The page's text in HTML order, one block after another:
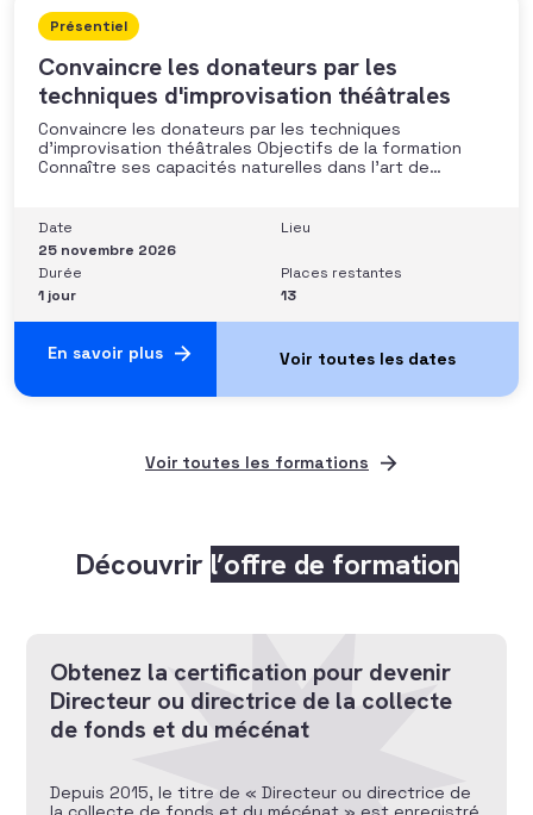
Présentiel
Convaincre les donateurs par les
techniques d'improvisation théâtrales
Convaincre les donateurs par les techniques
d’improvisation théâtrales Objectifs de la formation
Connaître ses capacités naturelles dans l’art de
conviction et sur quoi elle se fonde (mots, attitude, …),
quelle est sa situation de
Date
25 novembre 2026
Lieu
Durée
1 jour
Places restantes
13
En savoir plus
Voir toutes les formations
Découvrir l’offre de formation
Obtenez la certification pour devenir
Directeur ou directrice de la collecte
de fonds et du mécénat
Depuis 2015, le titre de « Directeur ou directrice de